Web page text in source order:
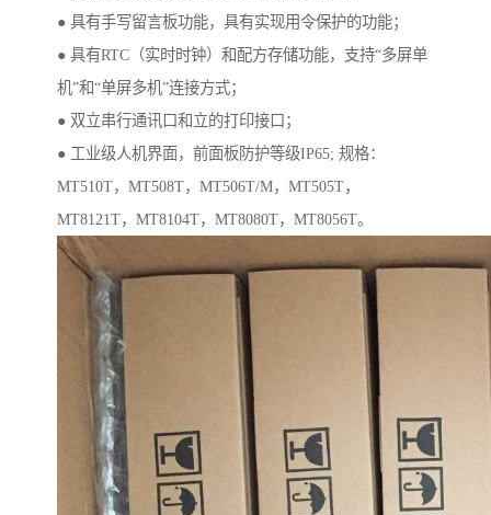
● 具有手写留言板功能，具有实现用令保护的功能；
● 具有RTC（实时时钟）和配方存储功能，支持“多屏单
机”和“单屏多机”连接方式；
● 双立串行通讯口和立的打印接口；
● 工业级人机界面，前面板防护等级IP65; 规格：
MT510T，MT508T，MT506T/M，MT505T，
MT8121T，MT8104T，MT8080T，MT8056T。